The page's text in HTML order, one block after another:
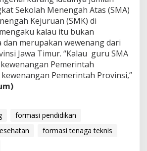
Sekolah Menengah Atas (SMA)
Kejuruan (SMK) di
kalau itu bukan
dan merupakan wewenang dari
Jawa Timur. “Kalau guru SMA
Pemerintah
Pemerintah Provinsi,”
formasi pendidikan
formasi tenaga teknis